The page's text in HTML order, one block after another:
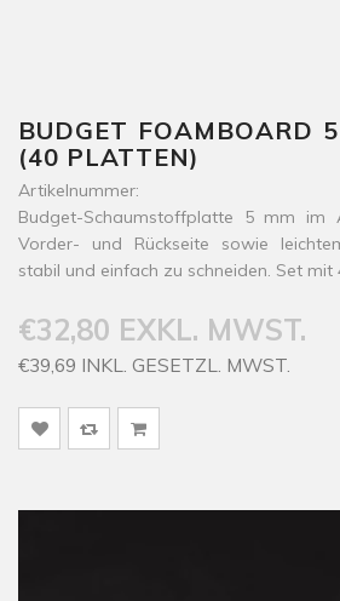
BUDGET FOAMBOARD
40 PLATTEN)
Artikelnummer:
Budget-Schaumstoffplatte 5 mm im
Vorder- und Rückseite sowie
stabil und einfach zu schneiden. Set mit
€32,80 EXKL. MWST.
€39,69 INKL. GESETZL. MWST.